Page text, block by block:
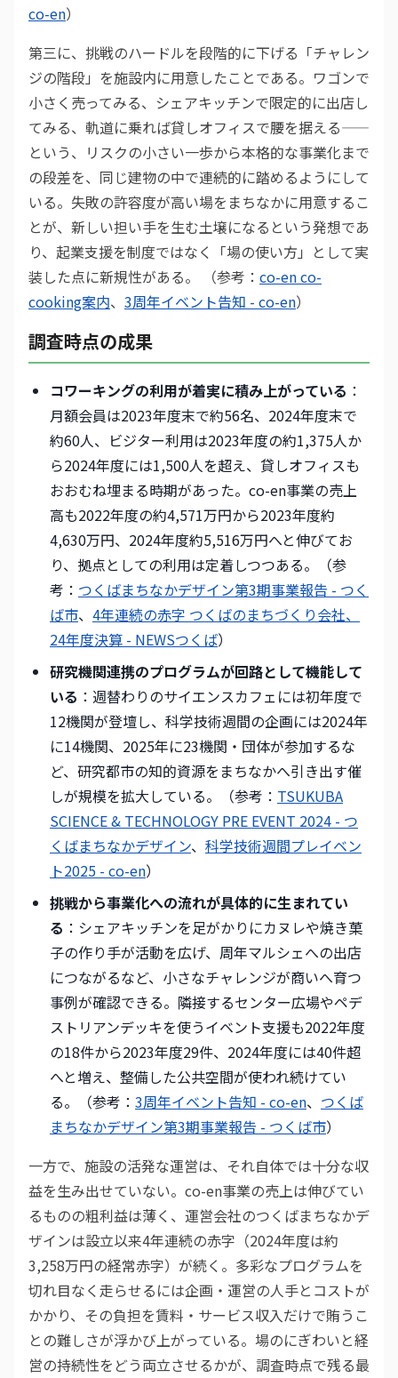
co-en）
第三に、挑戦のハードルを段階的に下げる「チャレン
ジの階段」を施設内に用意したことである。ワゴンで
小さく売ってみる、シェアキッチンで限定的に出店し
てみる、軌道に乗れば貸しオフィスで腰を据える——
という、リスクの小さい一歩から本格的な事業化まで
の段差を、同じ建物の中で連続的に踏めるようにして
いる。失敗の許容度が高い場をまちなかに用意するこ
とが、新しい担い手を生む土壌になるという発想であ
り、起業支援を制度ではなく「場の使い方」として実
装した点に新規性がある。 （参考： co-en co-
cooking案内、 3周年イベント告知 - co-en）
調査時点の成果
コワーキングの利用が着実に積み上がっている ：
月額会員は2023年度末で約56名、2024年度末で
約60人、ビジター利用は2023年度の約1,375人か
ら2024年度には1,500人を超え、貸しオフィスも
おおむね埋まる時期があった。co-en事業の売上
高も2022年度の約4,571万円から2023年度約
4,630万円、2024年度約5,516万円へと伸びてお
り、拠点としての利用は定着しつつある。（参
考： つくばまちなかデザイン第3期事業報告 - つく
ば市、 4年連続の赤字 つくばのまちづくり会社、
24年度決算 - NEWSつくば）
研究機関連携のプログラムが回路として機能して
いる ：週替わりのサイエンスカフェには初年度で
12機関が登壇し、科学技術週間の企画には2024年
に14機関、2025年に23機関・団体が参加するな
ど、研究都市の知的資源をまちなかへ引き出す催
しが規模を拡大している。（参考： TSUKUBA
SCIENCE & TECHNOLOGY PRE EVENT 2024 - つ
くばまちなかデザイン、 科学技術週間プレイベン
ト2025 - co-en）
挑戦から事業化への流れが具体的に生まれてい
る ：シェアキッチンを足がかりにカヌレや焼き菓
子の作り手が活動を広げ、周年マルシェへの出店
につながるなど、小さなチャレンジが商いへ育つ
事例が確認できる。隣接するセンター広場やペデ
ストリアンデッキを使うイベント支援も2022年度
の18件から2023年度29件、2024年度には40件超
へと増え、整備した公共空間が使われ続けてい
る。（参考： 3周年イベント告知 - co-en、 つくば
まちなかデザイン第3期事業報告 - つくば市）
一方で、施設の活発な運営は、それ自体では十分な収
益を生み出せていない。co-en事業の売上は伸びてい
るものの粗利益は薄く、運営会社のつくばまちなかデ
ザインは設立以来4年連続の赤字（2024年度は約
3,258万円の経常赤字）が続く。多彩なプログラムを
切れ目なく走らせるには企画・運営の人手とコストが
かかり、その負担を賃料・サービス収入だけで賄うこ
との難しさが浮かび上がっている。場のにぎわいと経
営の持続性をどう両立させるかが、調査時点で残る最